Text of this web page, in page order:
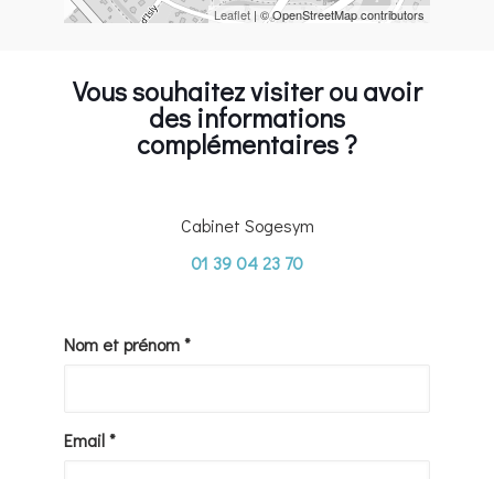
Leaflet | © OpenStreetMap contributors
Vous souhaitez visiter ou avoir
des informations
complémentaires ?
Cabinet Sogesym
01 39 04 23 70
Nom et prénom *
Email *